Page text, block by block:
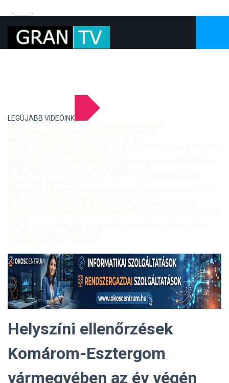
LEGÚJABB VIDEÓINK
Helyszíni ellenőrzések
Komárom-Esztergom
vármegyében az év végén